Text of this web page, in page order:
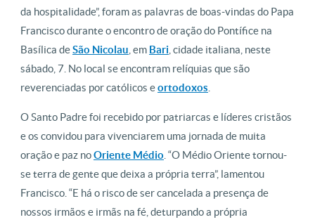
da hospitalidade”, foram as palavras de boas-vindas do Papa
Francisco durante o encontro de oração do Pontífice na
Basílica deSão Nicolau , em Bari , cidade italiana, neste
sábado, 7. No local se encontram relíquias que são
reverenciadas por católicos eortodoxos
O Santo Padre foi recebido por patriarcas e líderes cristãos
e os convidou para vivenciarem uma jornada de muita
oração e paz noOriente Médio . “O Médio Oriente tornou-
se terra de gente que deixa a própria terra”, lamentou
Francisco. “E há o risco de ser cancelada a presença de
nossos irmãos e irmãs na fé, deturpando a própria